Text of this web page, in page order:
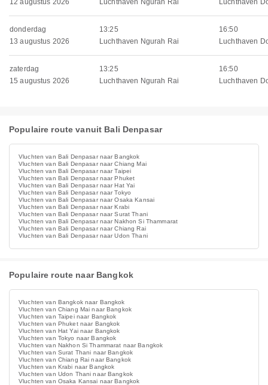
12 augustus 2026
Luchthaven Ngurah Rai
Luchthaven
donderdag
13 augustus 2026
13:25
Luchthaven Ngurah Rai
16:50
Luchthaven
zaterdag
15 augustus 2026
13:25
Luchthaven Ngurah Rai
16:50
Luchthaven
Populaire route vanuit Bali Denpasar
Vluchten van Bali Denpasar naar Bangkok
Vluchten van Bali Denpasar naar Chiang Mai
Vluchten van Bali Denpasar naar Taipei
Vluchten van Bali Denpasar naar Phuket
Vluchten van Bali Denpasar naar Hat Yai
Vluchten van Bali Denpasar naar Tokyo
Vluchten van Bali Denpasar naar Osaka Kansai
Vluchten van Bali Denpasar naar Krabi
Vluchten van Bali Denpasar naar Surat Thani
Vluchten van Bali Denpasar naar Nakhon Si Thammarat
Vluchten van Bali Denpasar naar Chiang Rai
Vluchten van Bali Denpasar naar Udon Thani
Populaire route naar Bangkok
Vluchten van Bangkok naar Bangkok
Vluchten van Chiang Mai naar Bangkok
Vluchten van Taipei naar Bangkok
Vluchten van Phuket naar Bangkok
Vluchten van Hat Yai naar Bangkok
Vluchten van Tokyo naar Bangkok
Vluchten van Nakhon Si Thammarat naar Bangkok
Vluchten van Surat Thani naar Bangkok
Vluchten van Chiang Rai naar Bangkok
Vluchten van Krabi naar Bangkok
Vluchten van Udon Thani naar Bangkok
Vluchten van Osaka Kansai naar Bangkok